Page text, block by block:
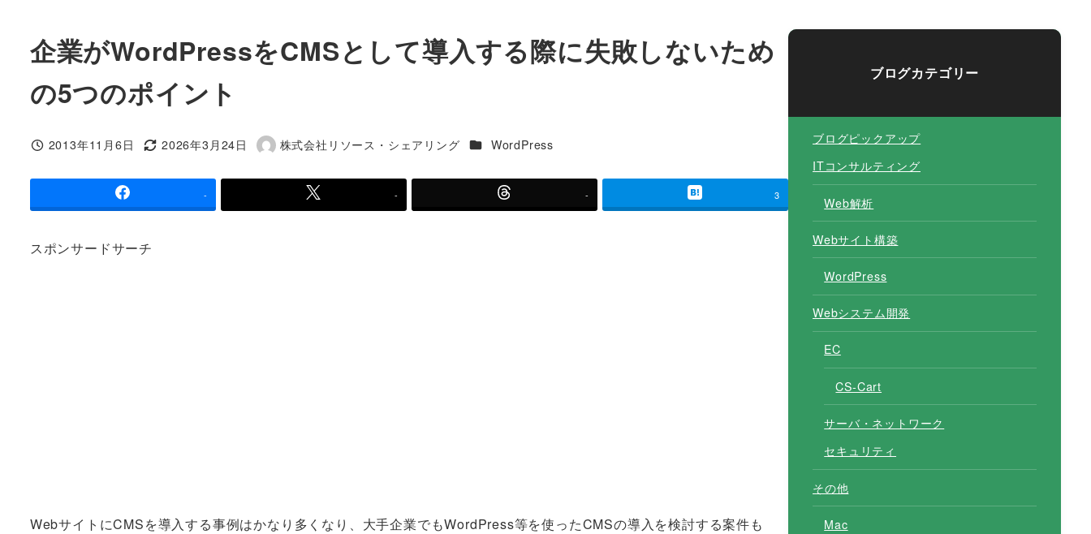
企業がWordPressをCMSとして導入する際に失敗しないため
の5つのポイント
投稿日
2013年11月6日
更新日
2026年3月24日
著
株式会社リソース・シェアリング カテゴリー
WordPress
- - - 3
スポンサードサーチ
WebサイトにCMSを導入する事例はかなり多くなり、大手企業でもWordPress等を使ったCMSの導入を検討する案件も
ブログカテゴリー
ブログピックアップ
ITコンサルティング
Web解析
Webサイト構築
WordPress
Webシステム開発
EC
CS-Cart
サーバ・ネットワーク
セキュリティ
その他
Mac